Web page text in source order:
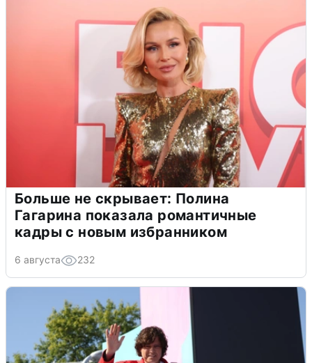
Больше не скрывает: Полина
Гагарина показала романтичные
кадры с новым избранником
6 августа 232